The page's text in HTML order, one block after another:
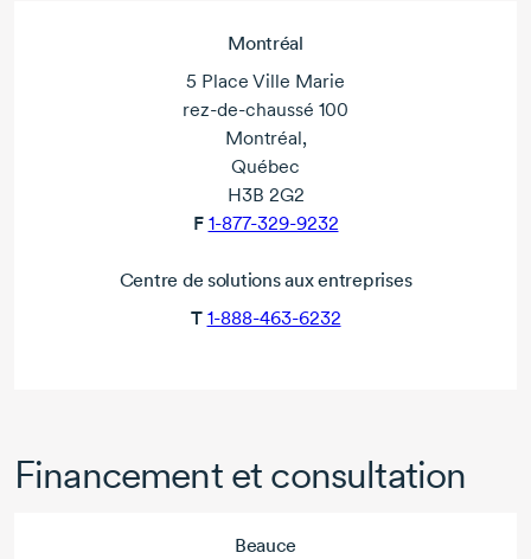
Montréal
5 Place Ville Marie
rez-de-chaussé 100
Montréal,
Québec
H3B 2G2
F 1-877-329-9232
Centre de solutions aux entreprises
T 1-888-463-6232
Financement et consultation
Beauce